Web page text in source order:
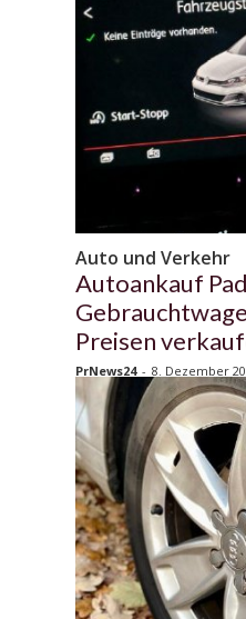
Auto und Verkehr
Autoankauf
Preisen
PrNews24 - 8. Dezember